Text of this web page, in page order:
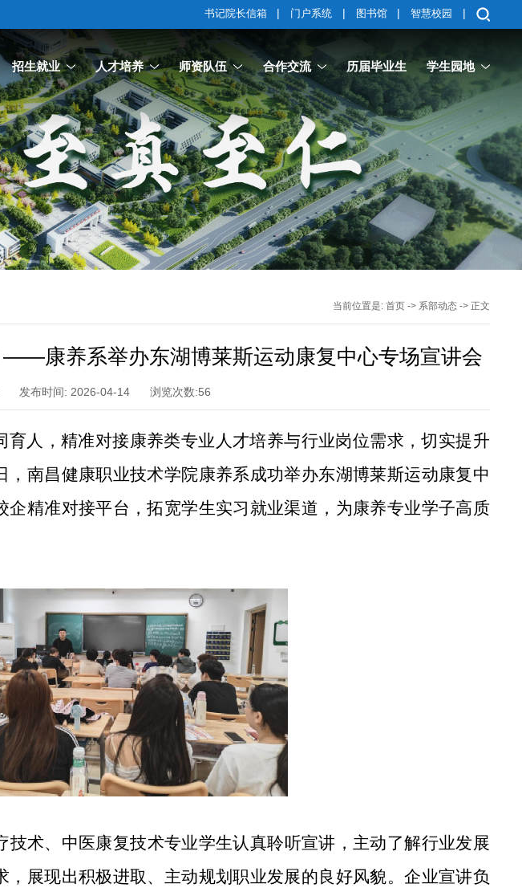
书记院长信箱 | 门户系统 | 图书馆 | 智慧校园 |
招生就业 人才培养 师资队伍 合作交流 历届毕业生 学生园地
当前位置是: 首页-> 系部动态-> 正文
康养系举办东湖博莱斯运动康复中心专场宣讲会
发布时间: 2026-04-14 浏览次数:56
育人，精准对接康养类专业人才培养与行业岗位需求，切实提升
南昌健康职业技术学院康养系成功举办东湖博莱斯运动康复中
精准对接平台，拓宽学生实习就业渠道，为康养专业学子高质
技术、中医康复技术专业学生认真聆听宣讲，主动了解行业发展
展现出积极进取、主动规划职业发展的良好风貌。企业宣讲负